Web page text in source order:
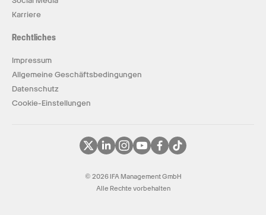
Karriere
Rechtliches
Impressum
Allgemeine Geschäftsbedingungen
Datenschutz
Cookie-Einstellungen
© 2026 IFA Management GmbH
Alle Rechte vorbehalten